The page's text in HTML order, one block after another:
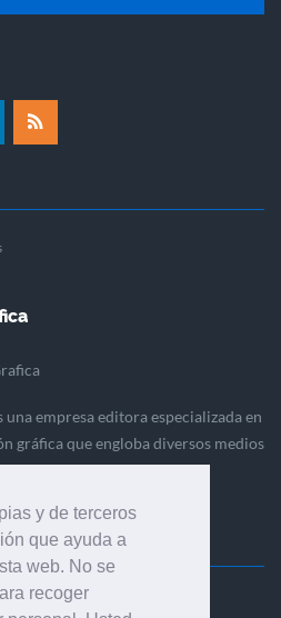
y de terceros
que ayuda a
web. No se
recoger
empresa editora especializada en
gráfica que engloba diversos medios
el mercado gráfico, la